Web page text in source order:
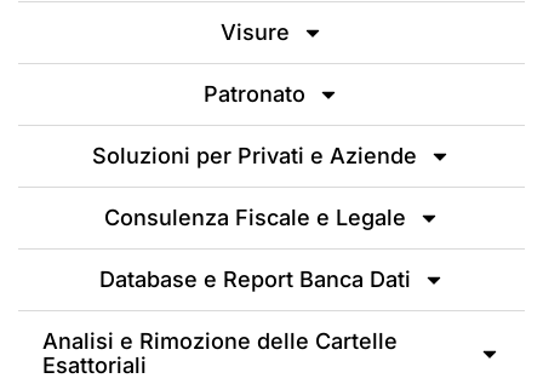
Visure
Patronato
Soluzioni per Privati e Aziende
Consulenza Fiscale e Legale
Database e Report Banca Dati
Analisi e Rimozione delle Cartelle
Esattoriali